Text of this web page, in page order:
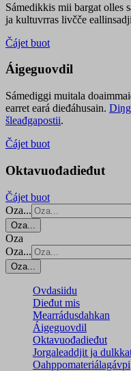
Sámedikkis mii bargat olles
ja kultuvrras livčče
Čájet buot
Áigeguovdil
Sámediggi muitala
earret eará dieđáhusain.
šleađgapostii.
Čájet buot
Oktavuođadieđut
Čájet buot
Oza...
Oza...
Oza
Oza...
Oza...
Ovdasiidu
Dieđut mis
Mearrádusdahkan
Áigeguovdil
Oktavuođadieđut
Jorgaleaddjit ja
Oahppomateriálagávpi